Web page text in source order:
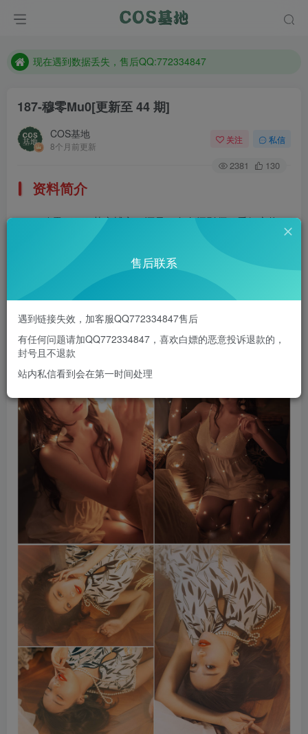
现在遇到数据丢失，售后QQ:772334847
想看那个coser作品，请在搜索框搜索
187-穆零Mu0[更新至 44 期]
COS基地
8个月前更新
关注 私信
2381 130
资料简介
穆零Mu0，萌宠博主，还是一名女摄影师。爱好宠物，
喜欢拍照，喜欢动画，喜欢画画，家里超多小可爱，如今微
博粉已超37万。身材超棒脸蛋又好看的妹子不知道有没有男
部分预览
售后联系
遇到链接失效，加客服QQ772334847售后
有任何问题请加QQ772334847，喜欢白嫖的恶意投诉退款的，
封号且不退款
站内私信看到会在第一时间处理